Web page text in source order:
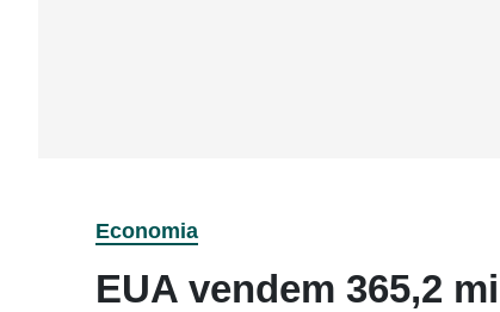
Economia
EUA vendem 365,2